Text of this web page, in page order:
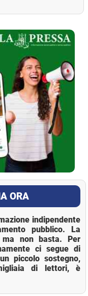
ORA
indipendente
pubblico. La
non basta. Per
ci segue di
piccolo sostegno,
di lettori, è